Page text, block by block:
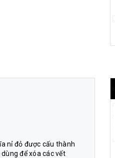
nỉ đỏ được cấu thành
để xóa các vết